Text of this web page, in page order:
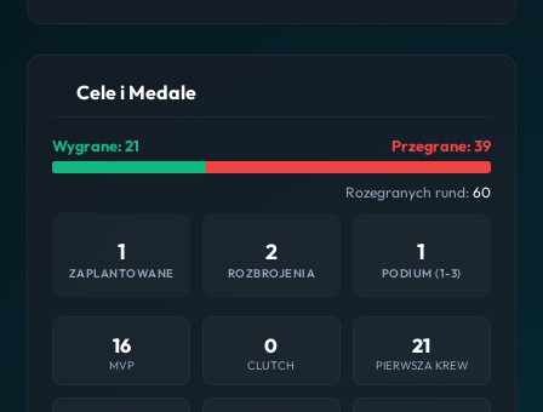
Cele i Medale
Wygrane: 21 Przegrane: 39
Rozegranych rund: 60
1
ZAPLANTOWANE
2
ROZBROJENIA
1
PODIUM (1-3)
16
MVP
0
CLUTCH
21
PIERWSZA KREW